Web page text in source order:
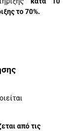
το 70%.
από τις